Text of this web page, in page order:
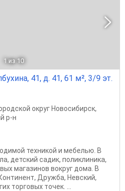
1 из 10
41, д. 41, 61 м², 3/9 эт.
округ Новосибирск,
р-н
техникой и мебелью. В
детский caдик, пoликлиникa,
мaгaзинoв вoкpуг домa. B
Дружба, Невский,
торговых точек. ...